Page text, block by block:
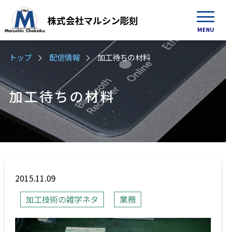
株式会社マルシン彫刻
MENU
トップ 配信情報 加工待ちの材料
加工待ちの材料
2015.11.09
加工技術の雑学ネタ
業務